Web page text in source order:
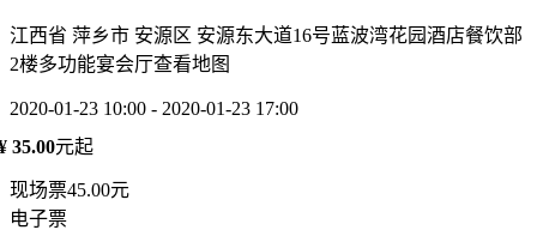
江西省 萍乡市 安源区 安源东大道16号蓝波湾花园酒店餐饮部
2楼多功能宴会厅查看地图
2020-01-23 10:00 - 2020-01-23 17:00
35.00元起
现场票45.00元
电子票